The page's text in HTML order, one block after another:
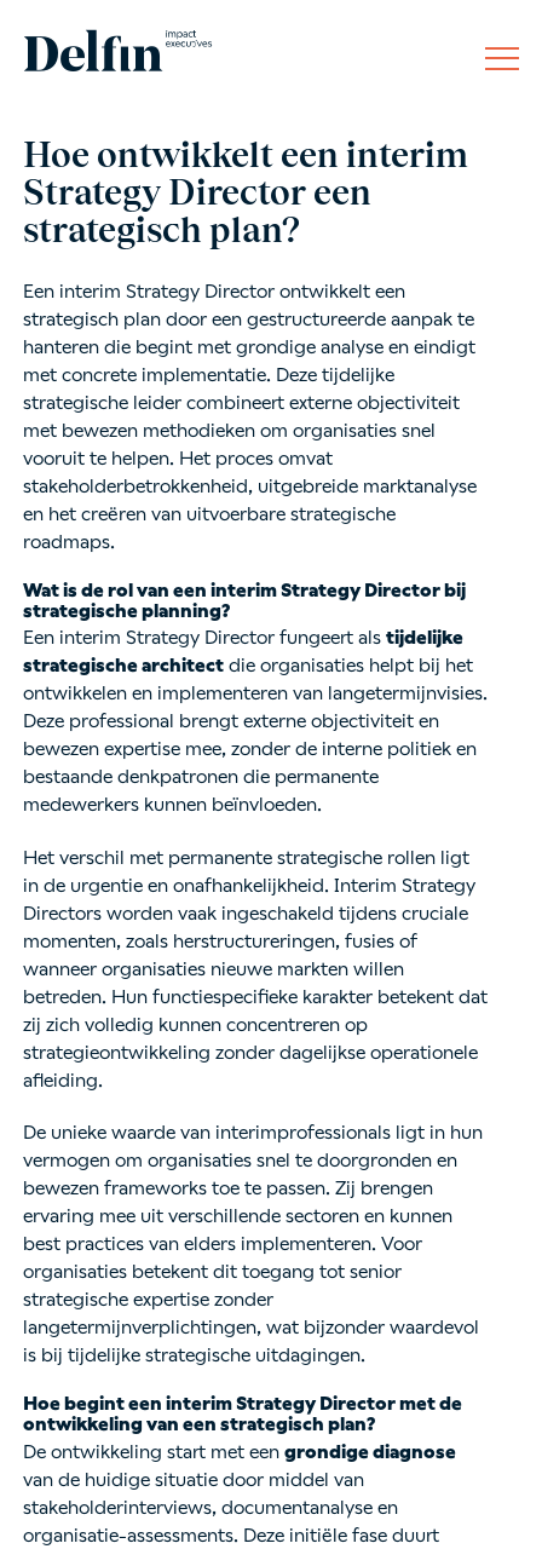
Hoe ontwikkelt een interim
Strategy Director een
strategisch plan?
Een interim Strategy Director ontwikkelt een
strategisch plan door een gestructureerde aanpak te
hanteren die begint met grondige analyse en eindigt
met concrete implementatie. Deze tijdelijke
strategische leider combineert externe objectiviteit
met bewezen methodieken om organisaties snel
vooruit te helpen. Het proces omvat
stakeholderbetrokkenheid, uitgebreide marktanalyse
en het creëren van uitvoerbare strategische
roadmaps.
Wat is de rol van een interim Strategy Director bij
strategische planning?
Een interim Strategy Director fungeert alstijdelijke
strategische architect die organisaties helpt bij het
ontwikkelen en implementeren van langetermijnvisies.
Deze professional brengt externe objectiviteit en
bewezen expertise mee, zonder de interne politiek en
bestaande denkpatronen die permanente
medewerkers kunnen beïnvloeden.
Het verschil met permanente strategische rollen ligt
in de urgentie en onafhankelijkheid. Interim Strategy
Directors worden vaak ingeschakeld tijdens cruciale
momenten, zoals herstructureringen, fusies of
wanneer organisaties nieuwe markten willen
betreden. Hun functiespecifieke karakter betekent dat
zij zich volledig kunnen concentreren op
strategieontwikkeling zonder dagelijkse operationele
afleiding.
De unieke waarde van interimprofessionals ligt in hun
vermogen om organisaties snel te doorgronden en
bewezen frameworks toe te passen. Zij brengen
ervaring mee uit verschillende sectoren en kunnen
best practices van elders implementeren. Voor
organisaties betekent dit toegang tot senior
strategische expertise zonder
langetermijnverplichtingen, wat bijzonder waardevol
is bij tijdelijke strategische uitdagingen.
Hoe begint een interim Strategy Director met de
ontwikkeling van een strategisch plan?
De ontwikkeling start met eengrondige diagnose
van de huidige situatie door middel van
stakeholderinterviews, documentanalyse en
organisatie-assessments. Deze initiële fase duurt